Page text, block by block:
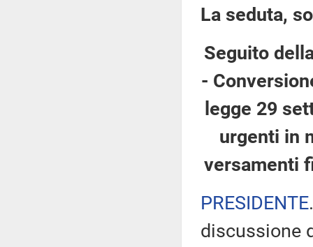
La seduta,
Seguito
-
legge 29
urgenti in
versamenti
PRESIDENTE
discussione